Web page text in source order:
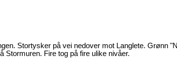
Stortysker på vei nedover mot Langlete. Grønn
Stormuren. Fire tog på fire ulike nivåer.